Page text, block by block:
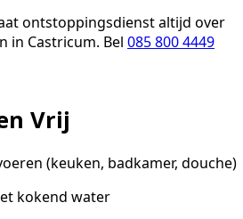
ontstoppingsdienst altijd over
in Castricum. Bel 085 800 4449
Vrij
(keuken, badkamer, douche)
kokend water